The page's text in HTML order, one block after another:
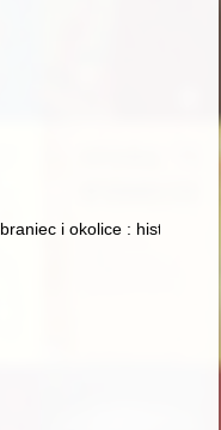
tworzą miasto
i okolice : historia,